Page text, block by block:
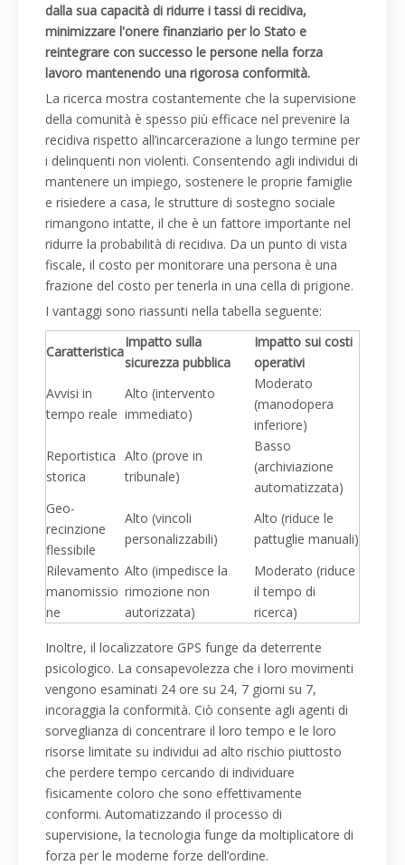
dalla sua capacità di ridurre i tassi di recidiva,
minimizzare l'onere finanziario per lo Stato e
reintegrare con successo le persone nella forza
lavoro mantenendo una rigorosa conformità.
La ricerca mostra costantemente che la supervisione
della comunità è spesso più efficace nel prevenire la
recidiva rispetto all’incarcerazione a lungo termine per
i delinquenti non violenti. Consentendo agli individui di
mantenere un impiego, sostenere le proprie famiglie
e risiedere a casa, le strutture di sostegno sociale
rimangono intatte, il che è un fattore importante nel
ridurre la probabilità di recidiva. Da un punto di vista
fiscale, il costo per monitorare una persona è una
frazione del costo per tenerla in una cella di prigione.
I vantaggi sono riassunti nella tabella seguente:
Caratteristica
Impatto sulla
sicurezza pubblica
Impatto sui costi
operativi
Avvisi in
tempo reale
Alto (intervento
immediato)
Moderato
(manodopera
inferiore)
Reportistica
storica
Alto (prove in
tribunale)
Basso
(archiviazione
automatizzata)
Geo-
recinzione
flessibile
Alto (vincoli
personalizzabili)
Alto (riduce le
pattuglie manuali)
Rilevamento
manomissio
ne
Alto (impedisce la
rimozione non
autorizzata)
Moderato (riduce
il tempo di
ricerca)
Inoltre, il localizzatore GPS funge da deterrente
psicologico. La consapevolezza che i loro movimenti
vengono esaminati 24 ore su 24, 7 giorni su 7,
incoraggia la conformità. Ciò consente agli agenti di
sorveglianza di concentrare il loro tempo e le loro
risorse limitate su individui ad alto rischio piuttosto
che perdere tempo cercando di individuare
fisicamente coloro che sono effettivamente
conformi. Automatizzando il processo di
supervisione, la tecnologia funge da moltiplicatore di
forza per le moderne forze dell’ordine.